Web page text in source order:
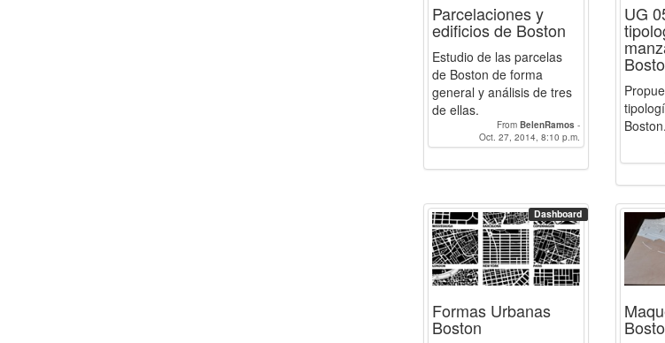
Parcelaciones y
edificios de Boston
Estudio de las parcelas
de Boston de forma
general y análisis de tres
de ellas.
From BelenRamos -
carmenguequi
Oct. 27, 2014, 8:10 p.m.
UG
Boston.
Dashboard
Formas Urbanas
Boston